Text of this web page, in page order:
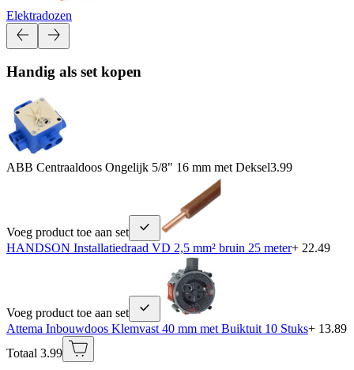
Elektradozen
Handig als set kopen
ABB Centraaldoos Ongelijk 5/8" 16 mm met Deksel3.99
Voeg product toe aan set
HANDSON Installatiedraad VD 2,5 mm² bruin 25 meter+ 22.49
Voeg product toe aan set
Attema Inbouwdoos Klemvast 40 mm met Buiktuit 10 Stuks+ 13.89
Totaal 3.99